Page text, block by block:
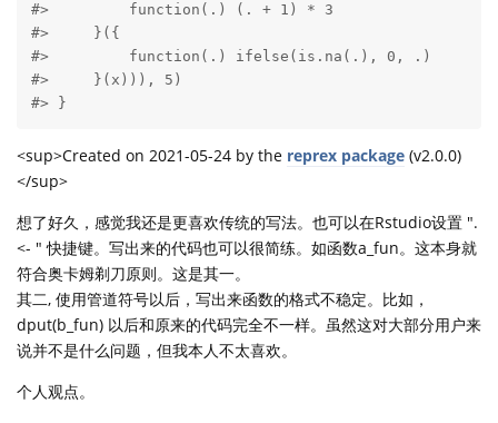
#>         function(.) (. + 1) * 3
#>     }({
#>         function(.) ifelse(is.na(.), 0, .)
#>     }(x))), 5)
#> }
<sup>Created on 2021-05-24 by the reprex package (v2.0.0)
</sup>
想了好久，感觉我还是更喜欢传统的写法。也可以在Rstudio设置 ".
<- " 快捷键。写出来的代码也可以很简练。如函数a_fun。这本身就
符合奥卡姆剃刀原则。这是其一。
其二, 使用管道符号以后，写出来函数的格式不稳定。比如，
dput(b_fun) 以后和原来的代码完全不一样。虽然这对大部分用户来
说并不是什么问题，但我本人不太喜欢。
个人观点。